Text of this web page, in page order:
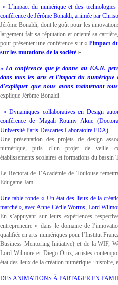
« L’impact du numérique et des
conférence de Jérôme Bonaldi, animée par
Jérôme Bonaldi, dont le goût pour les
largement fait sa réputation et orienté sa
pour présenter une conférence sur « l’impact
sur les mutations de la société ».
« La conférence que je donne au F.A.N.
dans tous les arts et l’impact du numérique
d’expliquer que nous avons maintenant
explique Jérôme Bonaldi
« Dynamiques collaboratives en Design
conférence de Magali Roumy Akue
Université Paris Descartes Laboratoire EDA)
Une présentation des projets de design
numérique, puis d’un projet de veille
établissements scolaires et formations du bassin
Le Rectorat de l’Académie de Toulouse
Edugame Jam.
Une table ronde « Un état des lieux de la
marché », avec Anne-Cécile Worms, Lord
En s’appuyant sur leurs expériences
entrepreneure » dans le domaine de
qualifiée en arts numériques pour l’Institut
Business Mentoring Initiative) et de la WIF,
Lord Wilmore et Diego Ortiz, artistes
état des lieux de la création numérique : histoire,
DES ANIMATIONS À PARTAGER EN